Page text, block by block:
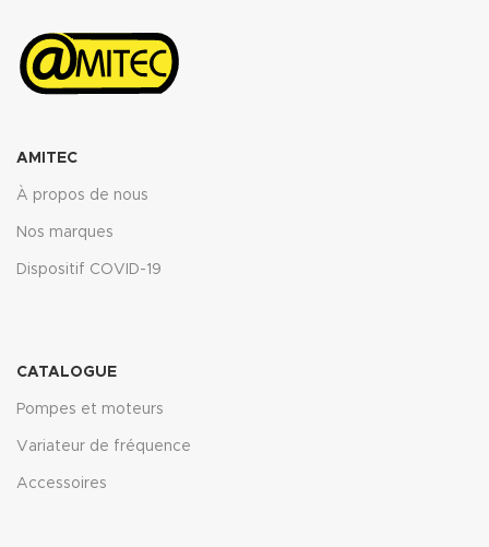
AMITEC
À propos de nous
Nos marques
Dispositif COVID-19
CATALOGUE
Pompes et moteurs
Variateur de fréquence
Accessoires